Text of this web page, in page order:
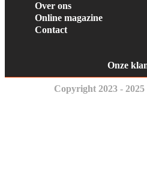
Over ons
Online magazine
Contact
Onze
Copyright 2023 - 2025